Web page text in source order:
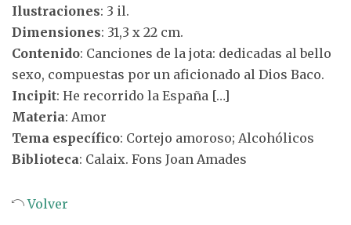
Ilustraciones: 3 il.
Dimensiones: 31,3 x 22 cm.
Contenido: Canciones de la jota: dedicadas al bello
sexo, compuestas por un aficionado al Dios Baco.
Incipit: He recorrido la España […]
Materia: Amor
Tema específico: Cortejo amoroso; Alcohólicos
Biblioteca: Calaix. Fons Joan Amades
Volver